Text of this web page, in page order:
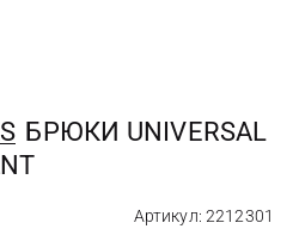
БРЮКИ UNIVERSAL
Артикул: 2212301